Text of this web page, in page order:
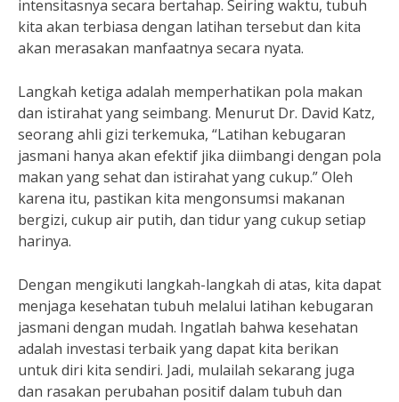
intensitasnya secara bertahap. Seiring waktu, tubuh
kita akan terbiasa dengan latihan tersebut dan kita
akan merasakan manfaatnya secara nyata.
Langkah ketiga adalah memperhatikan pola makan
dan istirahat yang seimbang. Menurut Dr. David Katz,
seorang ahli gizi terkemuka, “Latihan kebugaran
jasmani hanya akan efektif jika diimbangi dengan pola
makan yang sehat dan istirahat yang cukup.” Oleh
karena itu, pastikan kita mengonsumsi makanan
bergizi, cukup air putih, dan tidur yang cukup setiap
harinya.
Dengan mengikuti langkah-langkah di atas, kita dapat
menjaga kesehatan tubuh melalui latihan kebugaran
jasmani dengan mudah. Ingatlah bahwa kesehatan
adalah investasi terbaik yang dapat kita berikan
untuk diri kita sendiri. Jadi, mulailah sekarang juga
dan rasakan perubahan positif dalam tubuh dan